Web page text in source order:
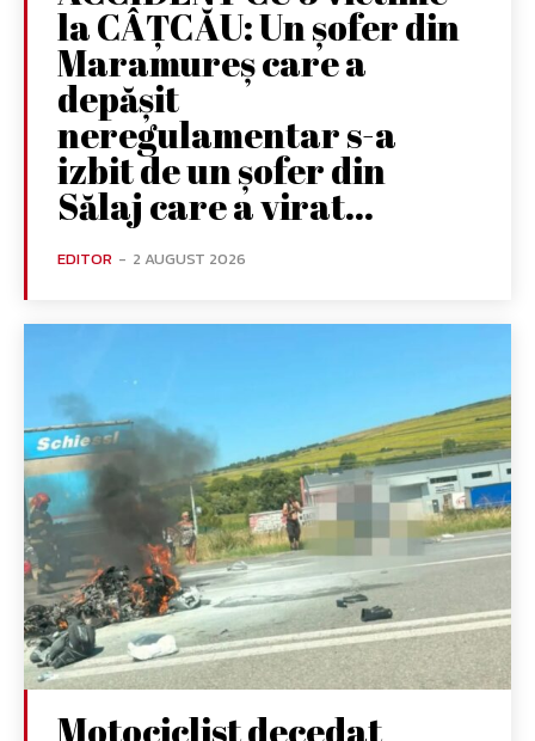
la CÂȚCĂU: Un șofer din
Maramureș care a
depășit
neregulamentar s-a
izbit de un șofer din
Sălaj care a virat...
EDITOR - 2 AUGUST 2026
Motociclist decedat